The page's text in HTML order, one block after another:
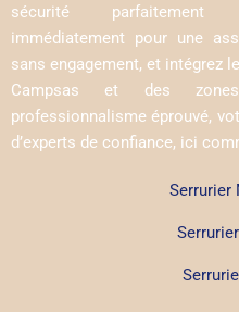
sécurité parfaitement
immédiatement pour une
sans engagement, et intégrez
Campsas et des
professionnalisme éprouvé,
d’experts de confiance, ici
Serrurier